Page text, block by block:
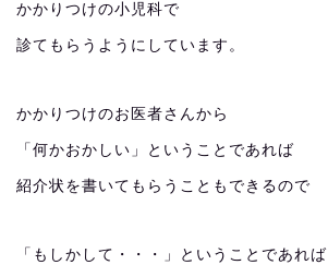
かかりつけの小児科で
診てもらうようにしています。
かかりつけのお医者さんから
「何かおかしい」ということであれば
紹介状を書いてもらうこともできるので
「もしかして・・・」ということであれば